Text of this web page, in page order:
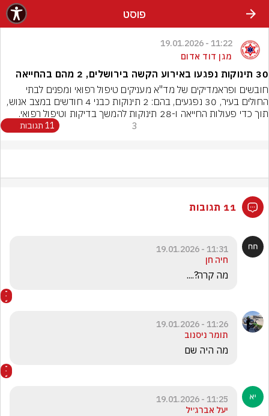
פוסט
11:22 - 19.01.2026
מגן דוד אדום
30 תינוקות נפגעו באירוע הקשה בירושלים, 2 מהם בהחייאה
תוך כדי פעולות החייאה ו-28 תינוקות להמשך בדיקות וטיפול רפואי.
3 11 תגובות
11 תגובות
11:31 - 19.01.2026
חיה חן
מה קרה?....
11:26 - 19.01.2026
תומר ניסנוב
מה היה שם
11:25 - 19.01.2026
יעל אברג׳יל